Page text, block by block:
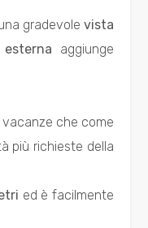
gradevole vista
esterna aggiunge
che come
più richieste della
ed è facilmente